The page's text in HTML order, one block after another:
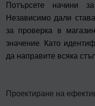
Потърсете начини
Независимо дали
за проверка в
значение. Като
да направите всяка
Проектиране на